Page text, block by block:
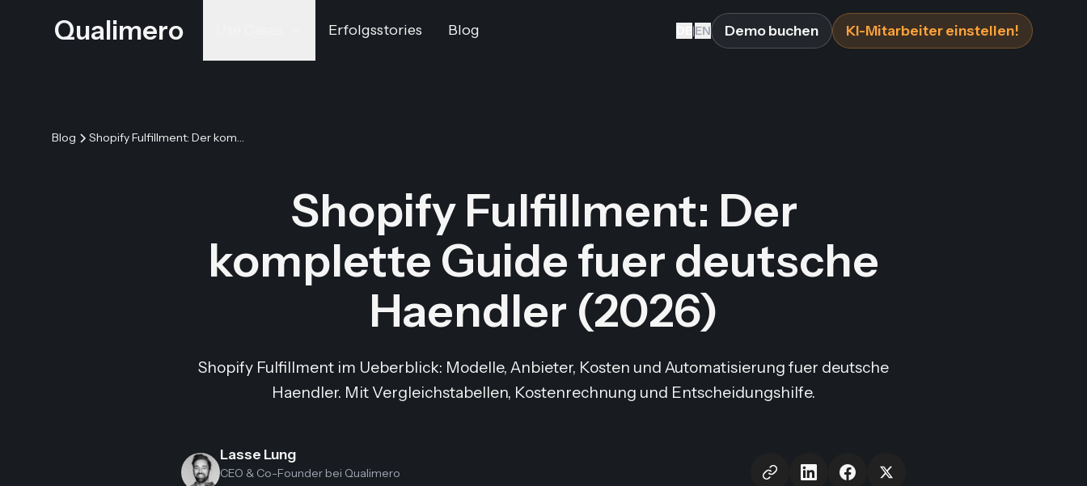
Qualimero Erfolgsstories Blog |EN Demo buchen KI-Mitarbeiter einstellen!
Blog Shopify Fulfillment: Der komplette Guide fuer deutsche Haendler (2026)
Shopify Fulfillment: Der
komplette Guide fuer deutsche
Haendler (2026)
Shopify Fulfillment im Ueberblick: Modelle, Anbieter, Kosten und Automatisierung fuer deutsche
Haendler. Mit Vergleichstabellen, Kostenrechnung und Entscheidungshilfe.
Lasse Lung
CEO & Co-Founder bei Qualimero